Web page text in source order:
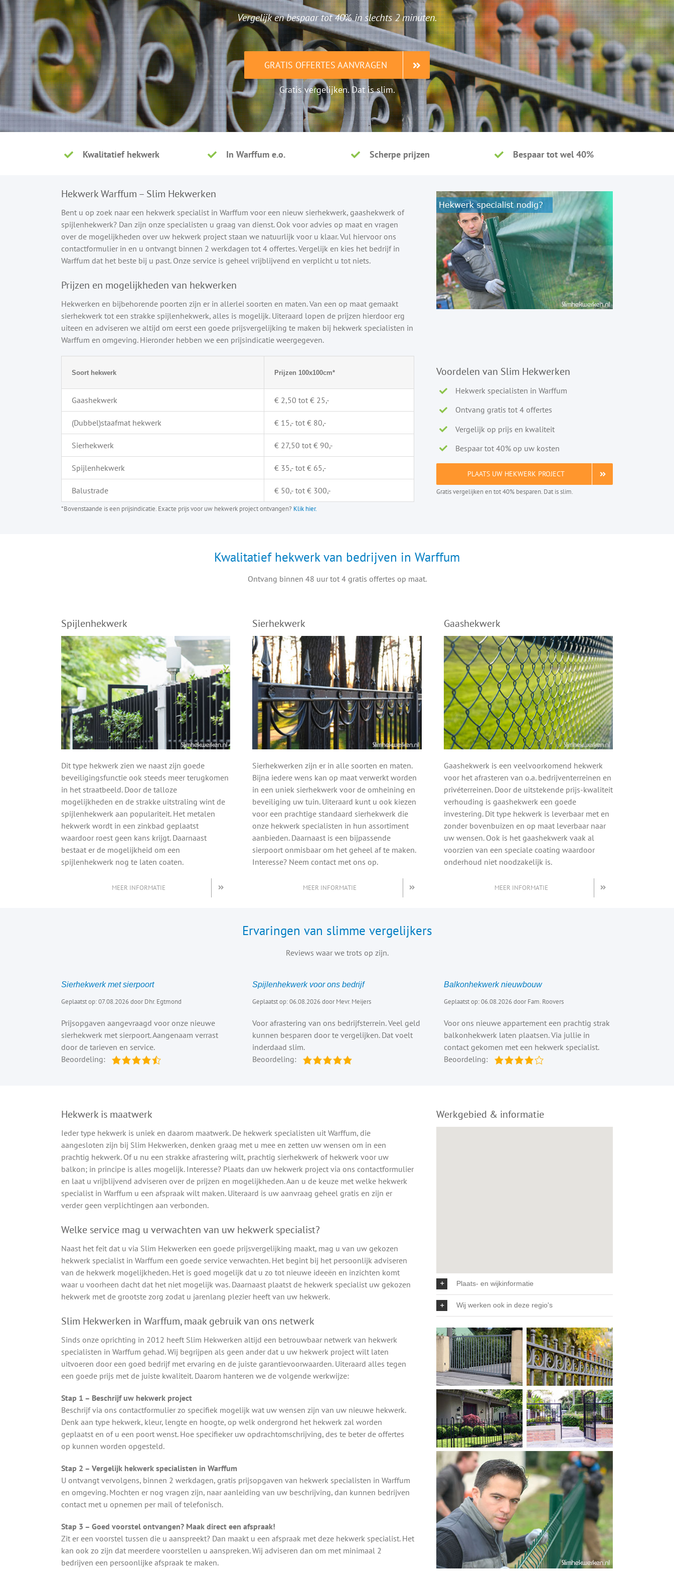
Vergelijk en bespaar tot 40% in slechts 2 minuten.
GRATIS OFFERTES AANVRAGEN
Gratis vergelijken. Dat is slim.
Kwalitatief hekwerk In Warffum e.o. Scherpe prijzen Bespaar tot wel 40%
Hekwerk Warffum – Slim Hekwerken
Bent u op zoek naar een hekwerk specialist in Warffum voor een nieuw sierhekwerk, gaashekwerk of
spijlenhekwerk? Dan zijn onze specialisten u graag van dienst. Ook voor advies op maat en vragen
over de mogelijkheden over uw hekwerk project staan we natuurlijk voor u klaar. Vul hiervoor ons
contactformulier in en u ontvangt binnen 2 werkdagen tot 4 offertes. Vergelijk en kies het bedrijf in
Warffum dat het beste bij u past. Onze service is geheel vrijblijvend en verplicht u tot niets.
Prijzen en mogelijkheden van hekwerken
Hekwerken en bijbehorende poorten zijn er in allerlei soorten en maten. Van een op maat gemaakt
sierhekwerk tot een strakke spijlenhekwerk, alles is mogelijk. Uiteraard lopen de prijzen hierdoor erg
uiteen en adviseren we altijd om eerst een goede prijsvergelijking te maken bij hekwerk specialisten in
Warffum en omgeving. Hieronder hebben we een prijsindicatie weergegeven.
Soort hekwerk Prijzen 100x100cm*
Gaashekwerk € 2,50 tot € 25,-
(Dubbel)staafmat hekwerk € 15,- tot € 80,-
Sierhekwerk € 27,50 tot € 90,-
Spijlenhekwerk € 35,- tot € 65,-
Balustrade € 50,- tot € 300,-
*Bovenstaande is een prijsindicatie. Exacte prijs voor uw hekwerk project ontvangen? Klik hier.
Voordelen van Slim Hekwerken
Hekwerk specialisten in Warffum
Ontvang gratis tot 4 offertes
Vergelijk op prijs en kwaliteit
Bespaar tot 40% op uw kosten
PLAATS UW HEKWERK PROJECT
Gratis vergelijken en tot 40% besparen. Dat is slim.
Kwalitatief hekwerk van bedrijven in Warffum
Ontvang binnen 48 uur tot 4 gratis offertes op maat.
Spijlenhekwerk
Dit type hekwerk zien we naast zijn goede
beveiligingsfunctie ook steeds meer terugkomen
in het straatbeeld. Door de talloze
mogelijkheden en de strakke uitstraling wint de
spijlenhekwerk aan populariteit. Het metalen
hekwerk wordt in een zinkbad geplaatst
waardoor roest geen kans krijgt. Daarnaast
bestaat er de mogelijkheid om een
spijlenhekwerk nog te laten coaten.
MEER INFORMATIE
Sierhekwerk
Sierhekwerken zijn er in alle soorten en maten.
Bijna iedere wens kan op maat verwerkt worden
in een uniek sierhekwerk voor de omheining en
beveiliging uw tuin. Uiteraard kunt u ook kiezen
voor een prachtige standaard sierhekwerk die
onze hekwerk specialisten in hun assortiment
aanbieden. Daarnaast is een bijpassende
sierpoort onmisbaar om het geheel af te maken.
Interesse? Neem contact met ons op.
MEER INFORMATIE
Gaashekwerk
Gaashekwerk is een veelvoorkomend hekwerk
voor het afrasteren van o.a. bedrijventerreinen en
privéterreinen. Door de uitstekende prijs-kwaliteit
verhouding is gaashekwerk een goede
investering. Dit type hekwerk is leverbaar met en
zonder bovenbuizen en op maat leverbaar naar
uw wensen. Ook is het gaashekwerk vaak al
voorzien van een speciale coating waardoor
onderhoud niet noodzakelijk is.
MEER INFORMATIE
Ervaringen van slimme vergelijkers
Reviews waar we trots op zijn.
Sierhekwerk met sierpoort
Geplaatst op: 07.08.2026 door Dhr. Egtmond
Prijsopgaven aangevraagd voor onze nieuwe
sierhekwerk met sierpoort. Aangenaam verrast
door de tarieven en service.
Beoordeling:
Spijlenhekwerk voor ons bedrijf
Geplaatst op: 06.08.2026 door Mevr. Meijers
Voor afrastering van ons bedrijfsterrein. Veel geld
kunnen besparen door te vergelijken. Dat voelt
inderdaad slim.
Beoordeling:
Balkonhekwerk nieuwbouw
Geplaatst op: 06.08.2026 door Fam. Roovers
Voor ons nieuwe appartement een prachtig strak
balkonhekwerk laten plaatsen. Via jullie in
contact gekomen met een hekwerk specialist.
Beoordeling:
Hekwerk is maatwerk
Ieder type hekwerk is uniek en daarom maatwerk. De hekwerk specialisten uit Warffum, die
aangesloten zijn bij Slim Hekwerken, denken graag met u mee en zetten uw wensen om in een
prachtig hekwerk. Of u nu een strakke afrastering wilt, prachtig sierhekwerk of hekwerk voor uw
balkon; in principe is alles mogelijk. Interesse? Plaats dan uw hekwerk project via ons contactformulier
en laat u vrijblijvend adviseren over de prijzen en mogelijkheden. Aan u de keuze met welke hekwerk
specialist in Warffum u een afspraak wilt maken. Uiteraard is uw aanvraag geheel gratis en zijn er
verder geen verplichtingen aan verbonden.
Welke service mag u verwachten van uw hekwerk specialist?
Naast het feit dat u via Slim Hekwerken een goede prijsvergelijking maakt, mag u van uw gekozen
hekwerk specialist in Warffum een goede service verwachten. Het begint bij het persoonlijk adviseren
van de hekwerk mogelijkheden. Het is goed mogelijk dat u zo tot nieuwe ideeën en inzichten komt
waar u voorheen dacht dat het niet mogelijk was. Daarnaast plaatst de hekwerk specialist uw gekozen
hekwerk met de grootste zorg zodat u jarenlang plezier heeft van uw hekwerk.
Slim Hekwerken in Warffum, maak gebruik van ons netwerk
Sinds onze oprichting in 2012 heeft Slim Hekwerken altijd een betrouwbaar netwerk van hekwerk
specialisten in Warffum gehad. Wij begrijpen als geen ander dat u uw hekwerk project wilt laten
uitvoeren door een goed bedrijf met ervaring en de juiste garantievoorwaarden. Uiteraard alles tegen
een goede prijs met de juiste kwaliteit. Daarom hanteren we de volgende werkwijze:
Stap 1 – Beschrijf uw hekwerk project
Beschrijf via ons contactformulier zo specifiek mogelijk wat uw wensen zijn van uw nieuwe hekwerk.
Denk aan type hekwerk, kleur, lengte en hoogte, op welk ondergrond het hekwerk zal worden
geplaatst en of u een poort wenst. Hoe specifieker uw opdrachtomschrijving, des te beter de offertes
op kunnen worden opgesteld.
Stap 2 – Vergelijk hekwerk specialisten in Warffum
U ontvangt vervolgens, binnen 2 werkdagen, gratis prijsopgaven van hekwerk specialisten in Warffum
en omgeving. Mochten er nog vragen zijn, naar aanleiding van uw beschrijving, dan kunnen bedrijven
contact met u opnemen per mail of telefonisch.
Stap 3 – Goed voorstel ontvangen? Maak direct een afspraak!
Zit er een voorstel tussen die u aanspreekt? Dan maakt u een afspraak met deze hekwerk specialist. Het
kan ook zo zijn dat meerdere voorstellen u aanspreken. Wij adviseren dan om met minimaal 2
bedrijven een persoonlijke afspraak te maken.
Werkgebied & informatie
Plaats- en wijkinformatie
Wij werken ook in deze regio's